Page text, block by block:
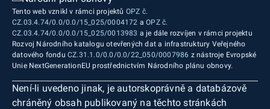
Tento web vznikl v rámci projektů OPZ č.
CZ.03.4.74/0.0/0.0/15_025/0004172 aOPZ č.
CZ.03.4.74/0.0/0.0/15_025/0013983 a je dále rozvíjen v rámci projektu
Rozvoj Národního katalogu otevřených dat a infrastruktury Veřejného
datového fondu CZ.31.1.0/0.0/0.0/22_050/0007986 z nástroje Evropské
Unie NextGenerationEU prostřednictvím Národního plánu obnovy.
Není-li uvedeno jinak, je autorskoprávně a databázově
chráněný obsah publikovaný na těchto stránkách